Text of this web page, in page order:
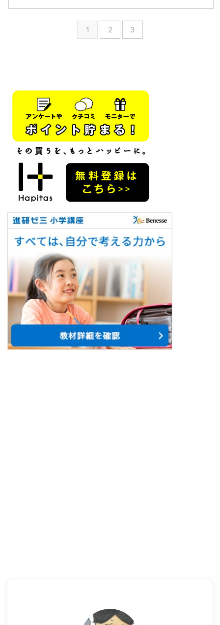
題 血液と排出に関する分野はテ
ストでも必ずと言っていいほど出
題されるて必要な言葉や記号を暗
記してテスト対策していこう こ
分があるので覚えておこう 赤血
球→酸素を運ぶ役割があるよさら
に赤血球の中にはヘモグロビンと
いう ...
言っていいほど出題されるて必要
な言葉や記号を暗記してテスト対
策していこう ここでは血液や呼
吸がどこを通っているかなどを図
管支→肺（肺胞）とつながってい
る ...
1 2 3